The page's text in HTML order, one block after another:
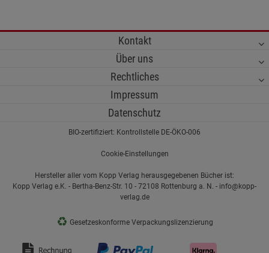
Kontakt
Über uns
Rechtliches
Impressum
Datenschutz
BIO-zertifiziert: Kontrollstelle DE-ÖKO-006
Cookie-Einstellungen
Hersteller aller vom Kopp Verlag herausgegebenen Bücher ist:
Kopp Verlag e.K. - Bertha-Benz-Str. 10 - 72108 Rottenburg a. N. - info@kopp-
verlag.de
♻ Gesetzeskonforme Verpackungslizenzierung